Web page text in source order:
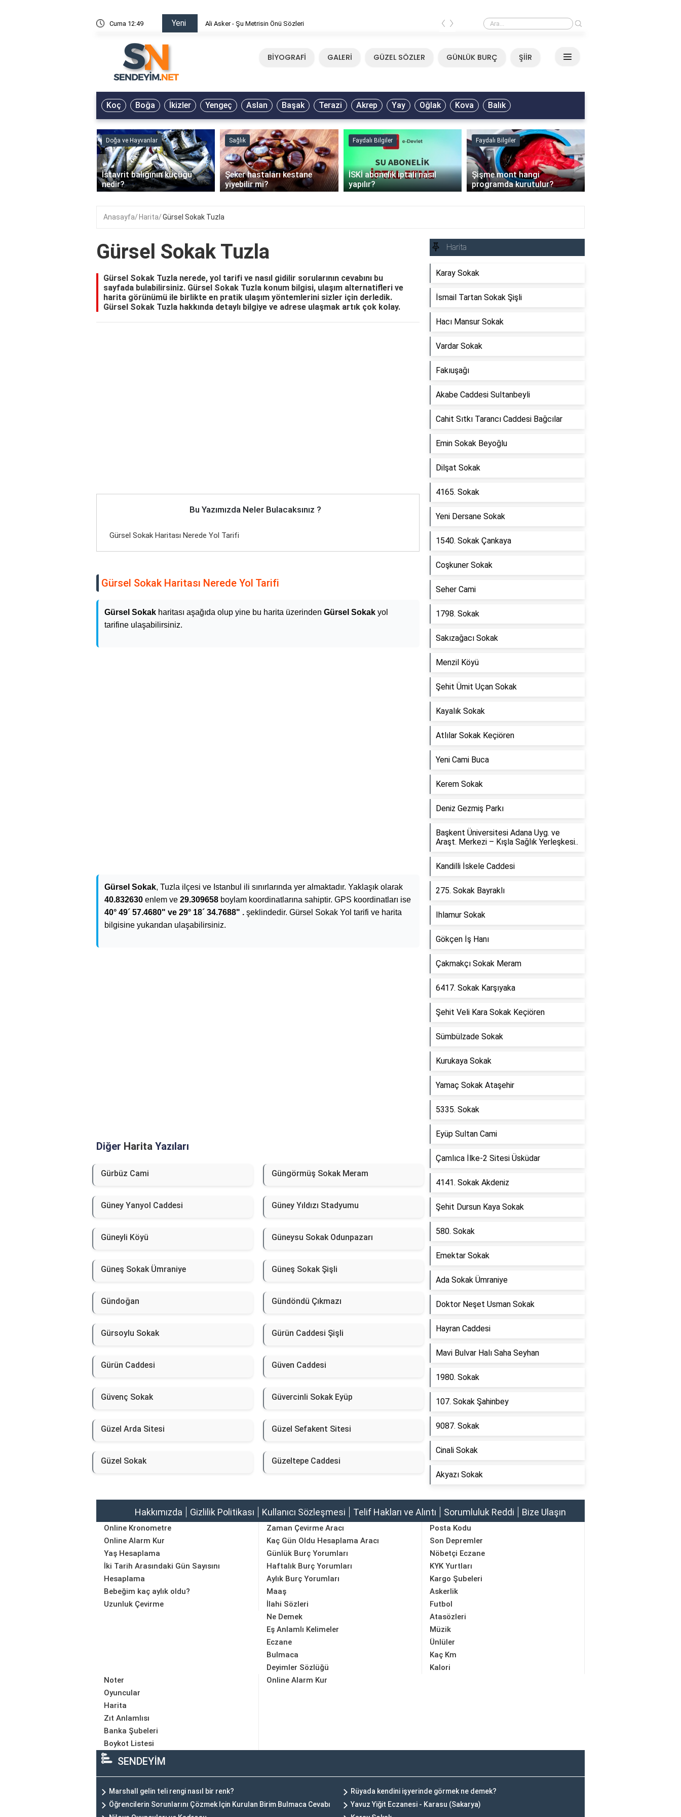
Cuma 12:49 Yeni Ali Asker - Şu Metrisin Önü Sözleri Mirkelam - Tavla Sözleri
‹ ›
BİYOGRAFİ GALERİ GÜZEL SÖZLER GÜNLÜK BURÇ ŞİİR
Koç Boğa İkizler Yengeç Aslan Başak Terazi Akrep Yay Oğlak Kova Balık
Doğa ve Hayvanlar
İstavrit balığının küçüğü
nedir?
Sağlık
Şeker hastaları kestane
yiyebilir mi?
Faydalı Bilgiler
İSKİ abonelik iptali nasıl
yapılır?
Faydalı Bilgiler
Şişme mont hangi
programda kurutulur?
‹ ›
Anasayfa Harita Gürsel Sokak Tuzla
Gürsel Sokak Tuzla
Gürsel Sokak Tuzla nerede, yol tarifi ve nasıl gidilir sorularının cevabını bu
sayfada bulabilirsiniz. Gürsel Sokak Tuzla konum bilgisi, ulaşım alternatifleri ve
harita görünümü ile birlikte en pratik ulaşım yöntemlerini sizler için derledik.
Gürsel Sokak Tuzla hakkında detaylı bilgiye ve adrese ulaşmak artık çok kolay.
Bu Yazımızda Neler Bulacaksınız ?
Gürsel Sokak Haritası Nerede Yol Tarifi
Gürsel Sokak Haritası Nerede Yol Tarifi
Gürsel Sokak haritası aşağıda olup yine bu harita üzerinden Gürsel Sokak yol
tarifine ulaşabilirsiniz.
Gürsel Sokak, Tuzla ilçesi ve Istanbul ili sınırlarında yer almaktadır. Yaklaşık olarak
40.832630 enlem ve 29.309658 boylam koordinatlarına sahiptir. GPS koordinatları ise
40° 49´ 57.4680" ve 29° 18´ 34.7688" . şeklindedir. Gürsel Sokak Yol tarifi ve harita
bilgisine yukarıdan ulaşabilirsiniz.
Diğer Harita Yazıları
Gürbüz Cami Güngörmüş Sokak Meram
Güney Yanyol Caddesi Güney Yıldızı Stadyumu
Güneyli Köyü Güneysu Sokak Odunpazarı
Güneş Sokak Ümraniye Güneş Sokak Şişli
Gündoğan Gündöndü Çıkmazı
Gürsoylu Sokak Gürün Caddesi Şişli
Gürün Caddesi Güven Caddesi
Güvenç Sokak Güvercinli Sokak Eyüp
Güzel Arda Sitesi Güzel Sefakent Sitesi
Güzel Sokak Güzeltepe Caddesi
Harita
Karay Sokak
İsmail Tartan Sokak Şişli
Hacı Mansur Sokak
Vardar Sokak
Fakıuşağı
Akabe Caddesi Sultanbeyli
Cahit Sıtkı Tarancı Caddesi Bağcılar
Emin Sokak Beyoğlu
Dilşat Sokak
4165. Sokak
Yeni Dersane Sokak
1540. Sokak Çankaya
Coşkuner Sokak
Seher Cami
1798. Sokak
Sakızağacı Sokak
Menzil Köyü
Şehit Ümit Uçan Sokak
Kayalık Sokak
Atlılar Sokak Keçiören
Yeni Cami Buca
Kerem Sokak
Deniz Gezmiş Parkı
Başkent Üniversitesi Adana Uyg. ve
Araşt. Merkezi – Kışla Sağlık Yerleşkesi..
Kandilli İskele Caddesi
275. Sokak Bayraklı
Ihlamur Sokak
Gökçen İş Hanı
Çakmakçı Sokak Meram
6417. Sokak Karşıyaka
Şehit Veli Kara Sokak Keçiören
Sümbülzade Sokak
Kurukaya Sokak
Yamaç Sokak Ataşehir
5335. Sokak
Eyüp Sultan Cami
Çamlıca İlke-2 Sitesi Üsküdar
4141. Sokak Akdeniz
Şehit Dursun Kaya Sokak
580. Sokak
Emektar Sokak
Ada Sokak Ümraniye
Doktor Neşet Usman Sokak
Hayran Caddesi
Mavi Bulvar Halı Saha Seyhan
1980. Sokak
107. Sokak Şahinbey
9087. Sokak
Cinali Sokak
Akyazı Sokak
Hakkımızda Gizlilik Politikası Kullanıcı Sözleşmesi Telif Hakları ve Alıntı Sorumluluk Reddi Bize Ulaşın
Online Kronometre
Online Alarm Kur
Yaş Hesaplama
İki Tarih Arasındaki Gün Sayısını
Hesaplama
Bebeğim kaç aylık oldu?
Uzunluk Çevirme
Zaman Çevirme Aracı
Kaç Gün Oldu Hesaplama Aracı
Günlük Burç Yorumları
Haftalık Burç Yorumları
Aylık Burç Yorumları
Maaş
Posta Kodu
Son Depremler
Nöbetçi Eczane
KYK Yurtları
Kargo Şubeleri
Askerlik
İlahi Sözleri
Ne Demek
Eş Anlamlı Kelimeler
Eczane
Bulmaca
Deyimler Sözlüğü
Futbol
Atasözleri
Müzik
Ünlüler
Kaç Km
Kalori
Noter
Oyuncular
Harita
Zıt Anlamlısı
Banka Şubeleri
Boykot Listesi
Online Alarm Kur
SENDEYİM
Marshall gelin teli rengi nasıl bir renk?
Rüyada kendini işyerinde görmek ne demek?
Öğrencilerin Sorunlarını Çözmek Için Kurulan Birim Bulmaca Cevabı
Yavuz Yiğit Eczanesi - Karasu (Sakarya)